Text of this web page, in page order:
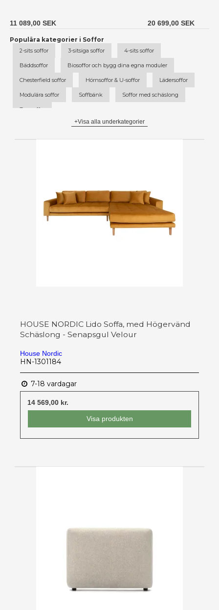
11 089,00 SEK 20 699,00 SEK
Populära kategorier i Soffor
2-sits soffor 3-sitsiga soffor 4-sits soffor
Bäddsoffor Biosoffor och bygg dina egna moduler
Chesterfield soffor Hörnsoffor & U-soffor Lädersoffor
Modulära soffor Soffbänk Soffor med schäslong
Tyg soffor
+Visa alla underkategorier
HOUSE NORDIC Lido Soffa, med Högervänd
Schäslong - Senapsgul Velour
House Nordic
HN-1301184
7-18 vardagar
14 569,00 kr.
Visa produkten